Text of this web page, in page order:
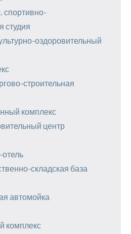
спортивно-
студия
оздоровительный
строительная
комплекс
центр
складская база
автомойка
комплекс